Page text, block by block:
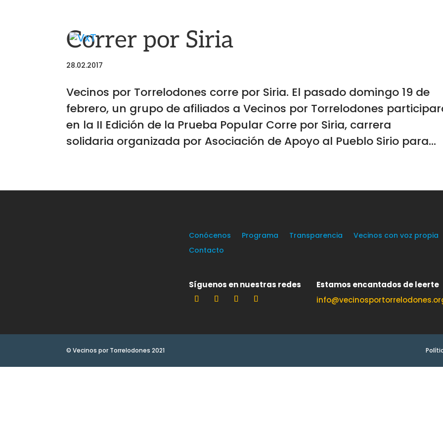
Correr por Siria
28.02.2017
Vecinos por Torrelodones corre por Siria. El pasado domingo 19 de
febrero, un grupo de afiliados a Vecinos por Torrelodones
en la II Edición de la Prueba Popular Corre por Siria, carrera
solidaria organizada por Asociación de Apoyo al Pueblo Sirio para...
Conócenos Programa Transparencia
Vecinos con voz propia
Contacto
Síguenos en nuestras redes
Estamos encantados de leerte
© Vecinos por Torrelodones 2021